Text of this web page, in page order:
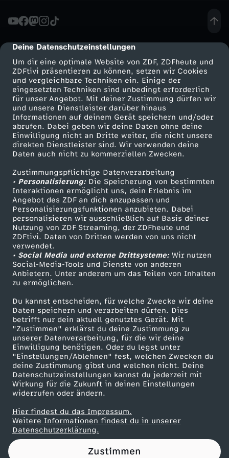
cmp-dialog-description
Deine Datenschutzeinstellungen
Um dir eine optimale Website von ZDF, ZDFheute und
ZDFtivi präsentieren zu können, setzen wir Cookies
und vergleichbare Techniken ein. Einige der
eingesetzten Techniken sind unbedingt erforderlich
für unser Angebot. Mit deiner Zustimmung dürfen wir
und unsere Dienstleister darüber hinaus
Informationen auf deinem Gerät speichern und/oder
abrufen. Dabei geben wir deine Daten ohne deine
Einwilligung nicht an Dritte weiter, die nicht unsere
direkten Dienstleister sind. Wir verwenden deine
Daten auch nicht zu kommerziellen Zwecken.
Zustimmungspflichtige Datenverarbeitung
• Personalisierung:Die Speicherung von bestimmten
Interaktionen ermöglicht uns, dein Erlebnis im
Angebot des ZDF an dich anzupassen und
Personalisierungsfunktionen anzubieten. Dabei
personalisieren wir ausschließlich auf Basis deiner
Nutzung von ZDF Streaming, der ZDFheute und
ZDFtivi. Daten von Dritten werden von uns nicht
verwendet.
• Social Media und externe Drittsysteme:Wir nutzen
Social-Media-Tools und Dienste von anderen
Anbietern. Unter anderem um das Teilen von Inhalten
zu ermöglichen.
Du kannst entscheiden, für welche Zwecke wir deine
Daten speichern und verarbeiten dürfen. Dies
betrifft nur dein aktuell genutztes Gerät. Mit
"Zustimmen" erklärst du deine Zustimmung zu
unserer Datenverarbeitung, für die wir deine
Einwilligung benötigen. Oder du legst unter
"Einstellungen/Ablehnen" fest, welchen Zwecken du
deine Zustimmung gibst und welchen nicht. Deine
Datenschutzeinstellungen kannst du jederzeit mit
Wirkung für die Zukunft in deinen Einstellungen
widerrufen oder ändern.
Hier findest du das Impressum.
Weitere Informationen findest du in unserer
Datenschutzerklärung.
Zustimmen
u
m
a
l
w
a
s
g
e
k
l
a
u
t
,
m
a
i
Mehr ZDF
ZDF-Apps
Smart TV
ZDFtext
Livestreams
Sendungen A-Z
TV-Programm
Service
ZDFmitreden
Kontakt zum ZDF
Tickets
Zuschauerservice
Hilfe
ZDF Unternehmen
Karriere
ZDF goes Schule
Werbefernsehen
Mainzelmännchen
Partner